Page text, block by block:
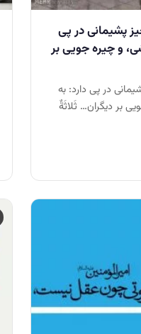
پشيمانى در پى
و چيره جويى بر
در پى دارد: به
بر ديگران… ثَلاثَةٌ